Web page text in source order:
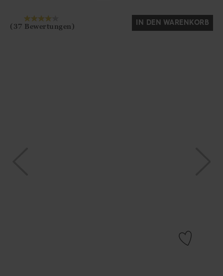
(37 Bewertungen) IN DEN WARENKORB